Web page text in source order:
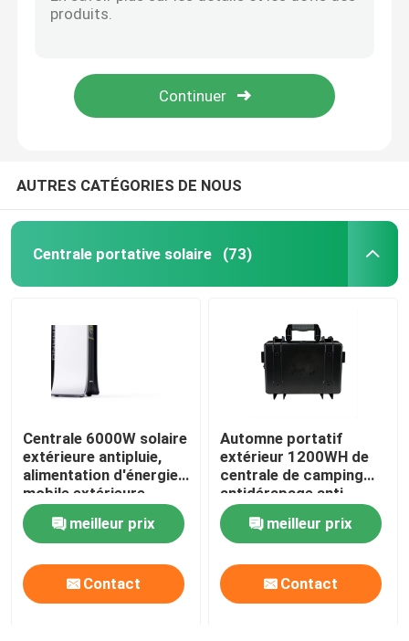
Batterie au lithium LifeP04
Batterie électrique de vélo de lithium
Inverseur solaire hybride
Batterie d'ion de lithium
batterie au lithium 18650
AUTRES CATÉGORIES DE NOUS
Centrale portative solaire (73)
Centrale 6000W solaire
extérieure antipluie,
alimentation d'énergie
mobile extérieure
légère
meilleur prix
Contact
Automne portatif
extérieur 1200WH de
centrale de camping
antidérapage anti
meilleur prix
Contact